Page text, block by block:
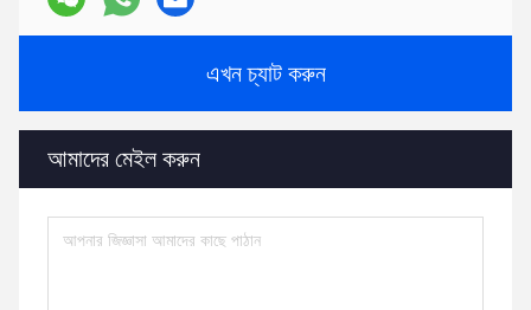
এখন চ্যাট করুন
আমাদের মেইল ​​করুন